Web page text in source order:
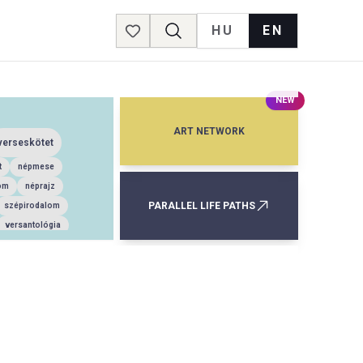
Favorites
HU EN
népmese
néprajz
szépirodalom
versantológia
NEW
ART NETWORK
PARALLEL LIFE PATHS